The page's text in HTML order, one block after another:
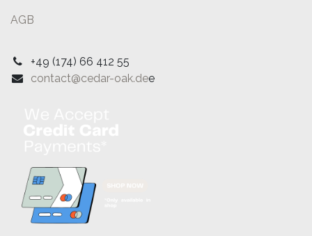
AGB
+49 (174) 66 412 55
contact@cedar-oak.dee